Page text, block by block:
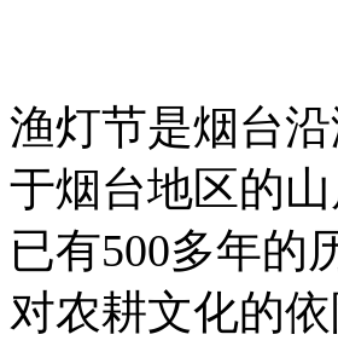
渔灯节是烟台
于烟台地区的
已有500多年的
对农耕文化的